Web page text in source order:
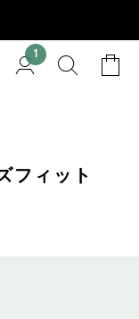
1
フィット